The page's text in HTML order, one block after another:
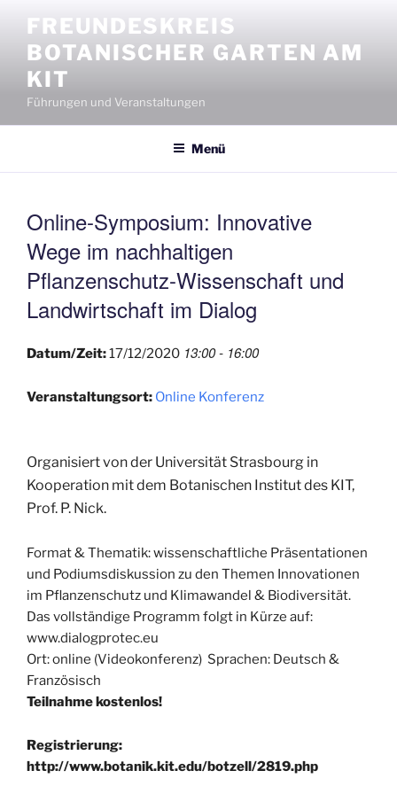
Inhalt
springen
FREUNDESKREIS
BOTANISCHER GARTEN AM
KIT
Führungen und Veranstaltungen
Menü
Online-Symposium: Innovative
Wege im nachhaltigen
Pflanzenschutz-Wissenschaft und
Landwirtschaft im Dialog
Datum/Zeit:17/12/2020 13:00 - 16:00
Veranstaltungsort: Online Konferenz
Organisiert von der Universität Strasbourg in
Kooperation mit dem Botanischen Institut des KIT,
Prof. P. Nick.
Format & Thematik: wissenschaftliche Präsentationen
und Podiumsdiskussion zu den Themen Innovationen
im Pflanzenschutz und Klimawandel & Biodiversität.
Das vollständige Programm folgt in Kürze auf:
www.dialogprotec.eu
Ort: online (Videokonferenz) Sprachen: Deutsch &
Französisch
Teilnahme kostenlos!
Registrierung:
http://www.botanik.kit.edu/botzell/2819.php